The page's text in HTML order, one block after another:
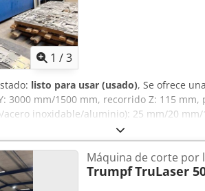
1 /3
listo para usar (usado), Se ofrece
3000 mm/1500 mm, recorrido Z: 115 mm,
inoxidable/aluminio): 25 mm/20
horas de funcionamiento del láser:
sido renovados: módulo E/R en 2024,
totales X/Y/Z: aproximadamente 11
Se puede realizar una visita para
Acljr
Máquina de corte por
TrumpfTruLaser